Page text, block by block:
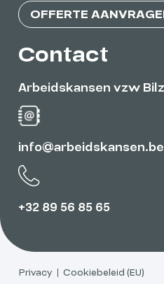
OFFERTE
Contact
Arbeidskansen vzw
info@arbeidskansen.be
+32 89 56 85 65
Privacy Cookiebeleid (EU)